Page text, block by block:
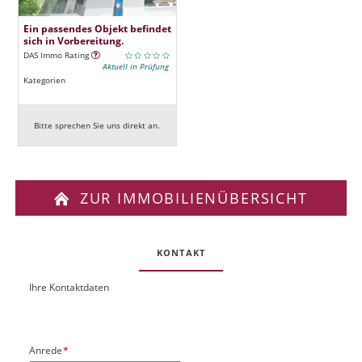
Ein passendes Objekt befindet
sich in Vorbereitung.
DAS Immo Rating
Aktuell in Prüfung
Kategorien
Bitte sprechen Sie uns direkt an.
ZUR IMMOBILIENÜBERSICHT
KONTAKT
O
k
UIhre Kontaktdaten
P
Anrede*